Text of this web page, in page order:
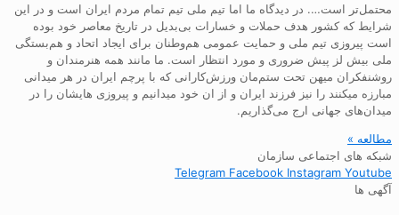
محتمل‌تر است…. در دیدگاه ما اما تیم ملی تیم تمام مردم ایران است و در این
شرایط که کشور هدف حملات و خسارات بی‌بدیل در تاریخ معاصر خود بوده
است پیروزی تیم ملی و حمایت عمومی هم‌وطنان برای ایجاد اتحاد و هم‌بستگی
ملی بیش لز پیش ضروری و مورد انتظار است. ما مانند همه هنرمندان و
روشنفکران میهن تحت ستم‌مان ورزش‌کارانی که با پرچم ایران در هر میدانی
مبارزه میکنند را نیز فرزند ایران و از ان خود میدانیم و پیروزی هایشان را در
میدان‌های جهانی ارج می‌گذاریم.
مطالعه »
شبکه های اجتماعی سازمان
Telegram Facebook Instagram Youtube
آگهی ها